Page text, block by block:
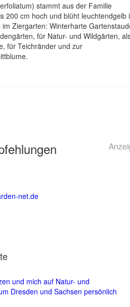
stammt aus der Familie
200 cm hoch und blüht leuchtendgelb
Ziergarten: Winterharte
für Natur- und Wildgärten,
für Teichränder und zur
net.de
und mich auf Natur- und
Dresden und Sachsen persönlich